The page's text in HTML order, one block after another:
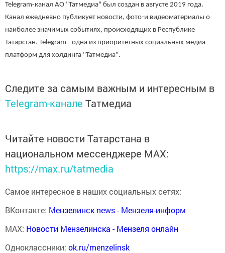
Telegram-канал АО "Татмедиа" был создан в августе 2019 года.
Канал ежедневно публикует новости, фото-и видеоматериалы о
наиболее значимых событиях, происходящих в Республике
Татарстан. Telegram - одна из приоритетных социальных медиа-
платформ для холдинга "Татмедиа".
Следите за самым важным и интересным в
Telegram-канале Татмедиа
Читайте новости Татарстана в
национальном мессенджере MАХ:
https://max.ru/tatmedia
Самое интересное в наших социальных сетях:
ВКонтакте: Мензелинск news - Мензеля-информ
MAX: Новости Мензелинска - Мензеля онлайн
Одноклассники: ok.ru/menzelinsk